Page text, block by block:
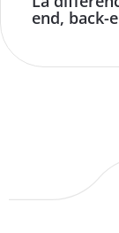
end, back-